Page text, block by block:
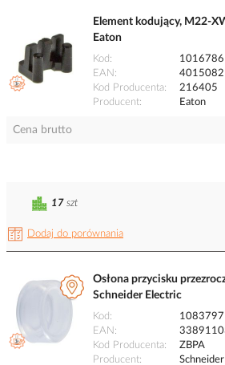
Element kodujący, M22-
Eaton
Kod
1016786
EAN
Kod Producenta
216405
Producent
Eaton
Cena brutto
Dodaj do porównania
17 szt
Osłona przycisku
Schneider Electric
Kod
1083797
EAN
Kod Producenta
ZBPA
Producent